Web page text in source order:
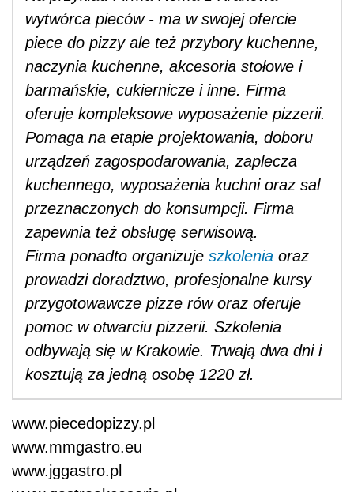
wytwórca pieców - ma w swojej ofercie
piece do pizzy ale też przybory kuchenne,
naczynia kuchenne, akcesoria stołowe i
barmańskie, cukiernicze i inne. Firma
oferuje kompleksowe wyposażenie pizzerii.
Pomaga na etapie projektowania, doboru
urządzeń zagospodarowania, zaplecza
kuchennego, wyposażenia kuchni oraz sal
przeznaczonych do konsumpcji. Firma
zapewnia też obsługę serwisową.
Firma ponadto organizuje szkolenia oraz
prowadzi doradztwo, profesjonalne kursy
przygotowawcze pizze rów oraz oferuje
pomoc w otwarciu pizzerii. Szkolenia
odbywają się w Krakowie. Trwają dwa dni i
kosztują za jedną osobę 1220 zł.
www.piecedopizzy.pl
www.mmgastro.eu
www.jggastro.pl